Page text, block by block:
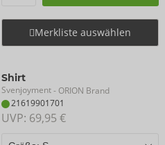
Merkliste auswählen
Shirt
Svenjoyment- ORION Brand
21619901701
UVP: 69,95 €